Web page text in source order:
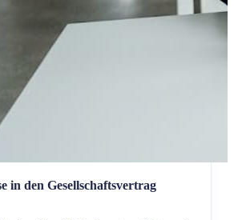
in den Gesellschaftsvertrag